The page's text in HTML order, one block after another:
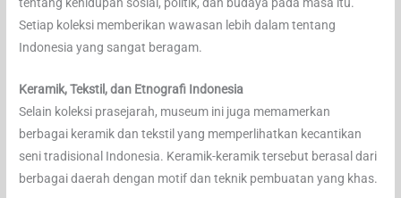
Setiap koleksi memberikan wawasan lebih dalam tentang
Indonesia yang sangat beragam.
Keramik, Tekstil, dan Etnografi Indonesia
Selain koleksi prasejarah, museum ini juga memamerkan
berbagai keramik dan tekstil yang memperlihatkan kecantikan
seni tradisional Indonesia. Keramik-keramik tersebut berasal dari
berbagai daerah dengan motif dan teknik pembuatan yang khas.